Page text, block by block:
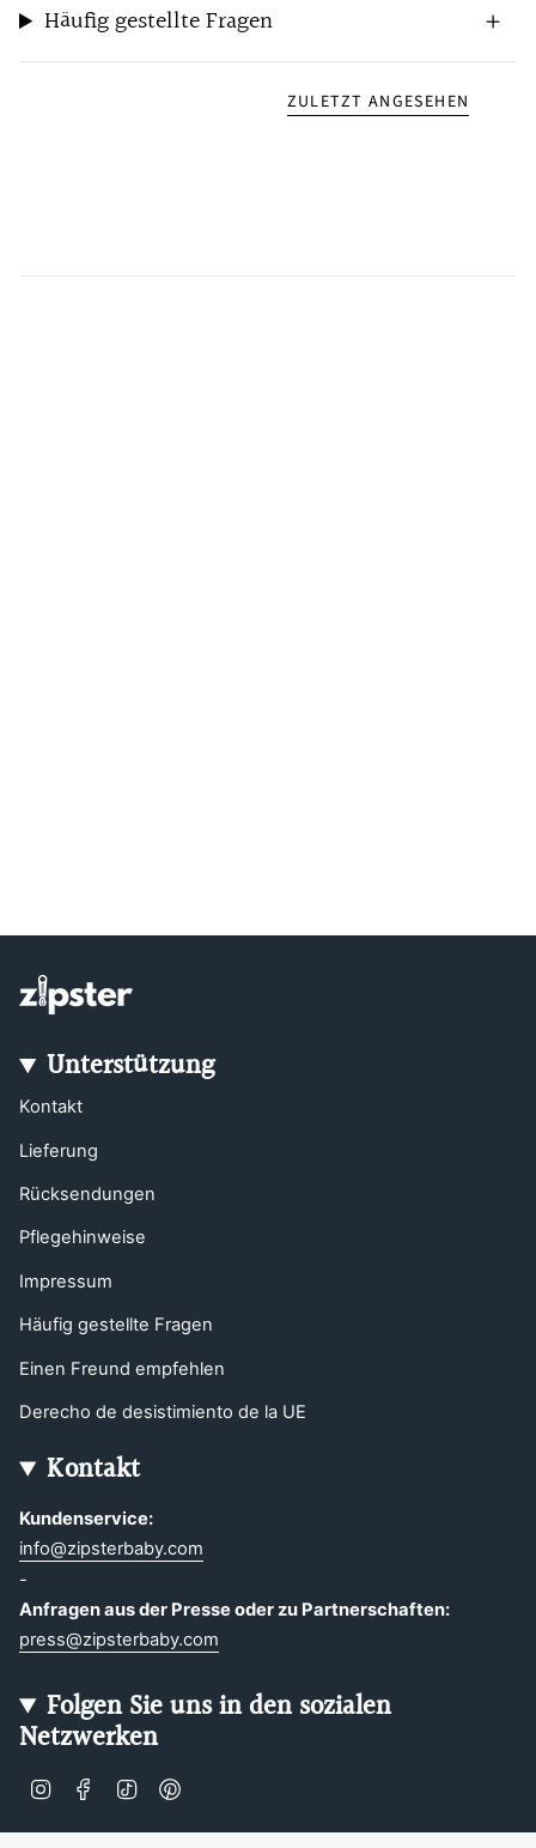
Häufig gestellte Fragen
ZULETZT ANGESEHEN
Unterstützung
Kontakt
Lieferung
Rücksendungen
Pflegehinweise
Impressum
Häufig gestellte Fragen
Einen Freund empfehlen
Derecho de desistimiento de la UE
Kontakt
Kundenservice:
info@zipsterbaby.com
-
Anfragen aus der Presse oder zu Partnerschaften:
press@zipsterbaby.com
Folgen Sie uns in den sozialen
Netzwerken
InstagramFacebook
TikTok